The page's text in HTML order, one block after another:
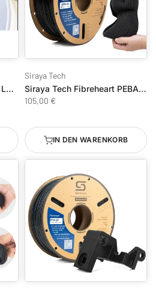
Lay-Filaments PORO-LAY LAYFOMM 60
Siraya Tech
Siraya Tech Fibreheart PEBA Air 70A-95A
105,00 €
IN DEN WARENKORB